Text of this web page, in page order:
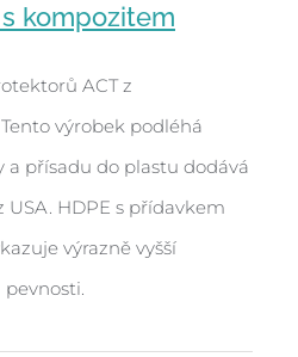
s kompozitem
kompozitem
ACT z
výrobek podléhá
přísadu do plastu dodává
HDPE s přídavkem
výrazně vyšší